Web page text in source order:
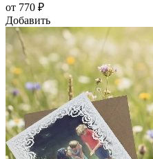
от 770 ₽
Добавить